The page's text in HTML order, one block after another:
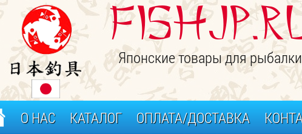
Японские товары для рыбалки
О НАС КАТАЛОГ ОПЛАТА/ДОСТАВКА